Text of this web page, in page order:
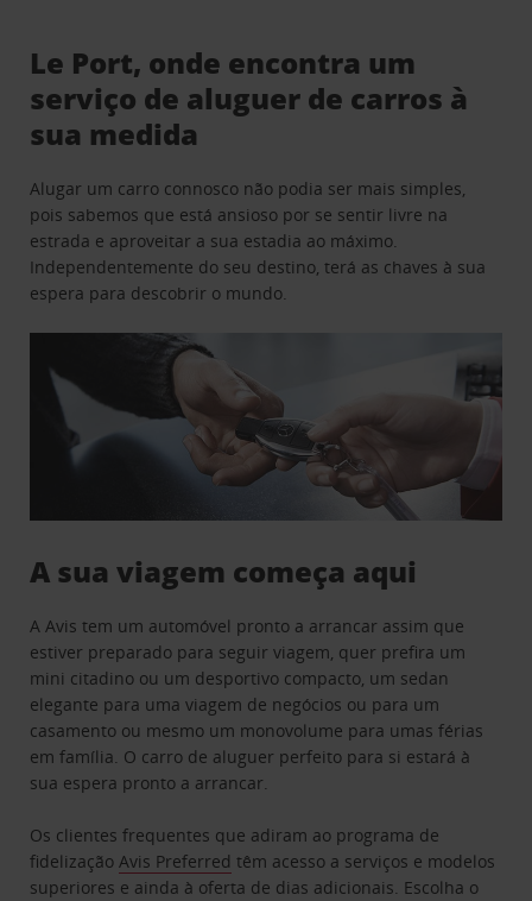
Le Port, onde encontra um
serviço de aluguer de carros à
sua medida
Alugar um carro connosco não podia ser mais simples,
pois sabemos que está ansioso por se sentir livre na
estrada e aproveitar a sua estadia ao máximo.
Independentemente do seu destino, terá as chaves à sua
espera para descobrir o mundo.
A sua viagem começa aqui
A Avis tem um automóvel pronto a arrancar assim que
estiver preparado para seguir viagem, quer prefira um
mini citadino ou um desportivo compacto, um sedan
elegante para uma viagem de negócios ou para um
casamento ou mesmo um monovolume para umas férias
em família. O carro de aluguer perfeito para si estará à
sua espera pronto a arrancar.
Os clientes frequentes que adiram ao programa de
fidelizaçãoAvis Preferred têm acesso a serviços e modelos
superiores e ainda à oferta de dias adicionais. Escolha o